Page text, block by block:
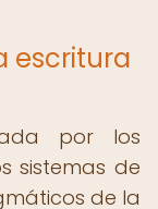
escritura
por los
sistemas de
de la